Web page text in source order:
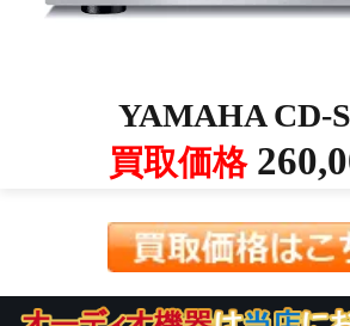
YAMAHA CD-
買取価格